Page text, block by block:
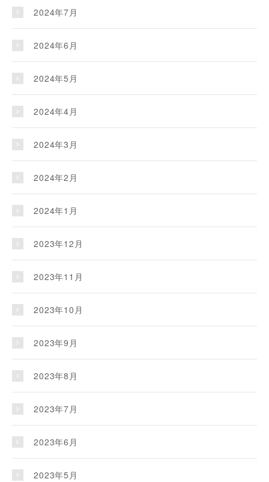
2024年7月
2024年6月
2024年5月
2024年4月
2024年3月
2024年2月
2024年1月
2023年12月
2023年11月
2023年10月
2023年9月
2023年8月
2023年7月
2023年6月
2023年5月